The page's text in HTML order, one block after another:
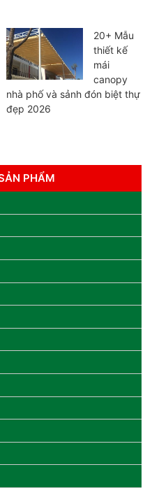
20+ Mẫu
thiết kế
mái
canopy
nhà phố và sảnh đón biệt thự
đẹp 2026
PHẨM